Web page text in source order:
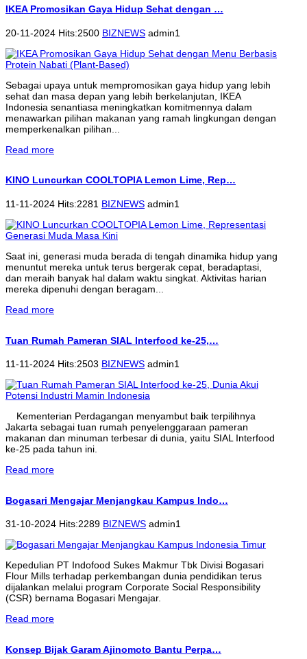
IKEA Promosikan Gaya Hidup Sehat dengan …
20-11-2024 Hits:2500 BIZNEWS admin1
Sebagai upaya untuk mempromosikan gaya hidup yang lebih
sehat dan masa depan yang lebih berkelanjutan, IKEA
Indonesia senantiasa meningkatkan komitmennya dalam
menawarkan pilihan makanan yang ramah lingkungan dengan
memperkenalkan pilihan...
Read more
KINO Luncurkan COOLTOPIA Lemon Lime, Rep…
11-11-2024 Hits:2281 BIZNEWS admin1
Saat ini, generasi muda berada di tengah dinamika hidup yang
menuntut mereka untuk terus bergerak cepat, beradaptasi,
dan meraih banyak hal dalam waktu singkat. Aktivitas harian
mereka dipenuhi dengan beragam...
Read more
Tuan Rumah Pameran SIAL Interfood ke-25,…
11-11-2024 Hits:2503 BIZNEWS admin1
Kementerian Perdagangan menyambut baik terpilihnya
Jakarta sebagai tuan rumah penyelenggaraan pameran
makanan dan minuman terbesar di dunia, yaitu SIAL Interfood
ke-25 pada tahun ini.
Read more
Bogasari Mengajar Menjangkau Kampus Indo…
31-10-2024 Hits:2289 BIZNEWS admin1
Kepedulian PT Indofood Sukes Makmur Tbk Divisi Bogasari
Flour Mills terhadap perkembangan dunia pendidikan terus
dijalankan melalui program Corporate Social Responsibility
(CSR) bernama Bogasari Mengajar.
Read more
Konsep Bijak Garam Ajinomoto Bantu Perpa…